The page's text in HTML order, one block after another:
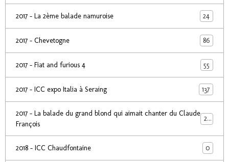
2017 - La 2ème balade namuroise 24
2017 - Chevetogne 86
2017 - Fiat and furious 4 55
2017 - ICC expo Italia à Seraing 137
2017 - La balade du grand blond qui aimait chanter du Claude
François
24
2018 - ICC Chaudfontaine 0